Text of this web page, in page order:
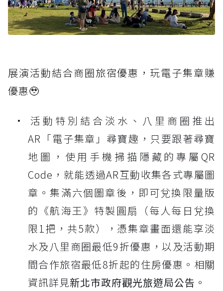
展演活動結合商圈旅宿優惠，玩電子集章賺
優惠🥹
活動特別結合淡水、八里商圈推出
AR「電子集章」尋寶趣，只要跟著尋寶
地圖，使用手機掃描隱藏的專屬QR
Code，就能透過AR互動收集各式專屬圖
章。集滿六個圖章後，即可兌換限量版
的《航海王》特製圓扇（每人每日兌換
限1把，共5款），憑集章畫面還能享淡
水及八里商圈最低9折優惠，以及活動期
間合作旅宿最低8折起的住房優惠。相關
資訊詳見新北市政府觀光旅遊局公告 。